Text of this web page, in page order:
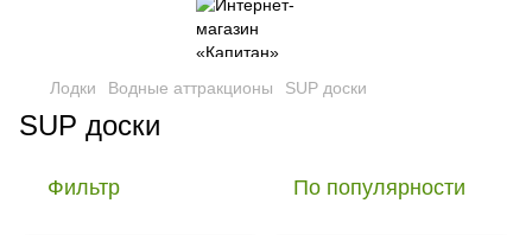
Лодки Водные аттракционы SUP доски
SUP доски
Фильтр По популярности